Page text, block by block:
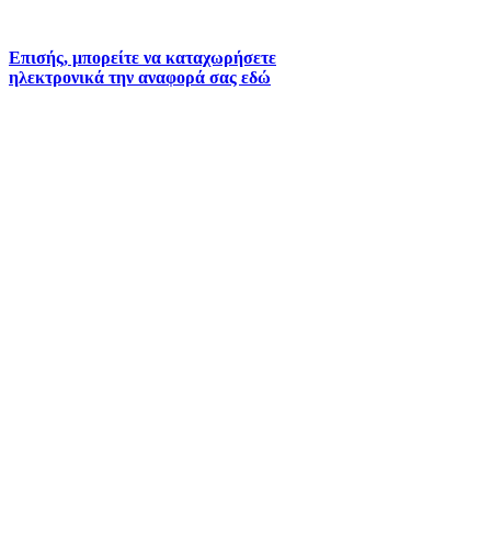
Επισής, μπορείτε να καταχωρήσετε
ηλεκτρονικά την αναφορά σας εδώ